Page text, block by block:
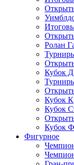
Ролан
Кубок
Кубок
Кубок
Кубок
Фигурное